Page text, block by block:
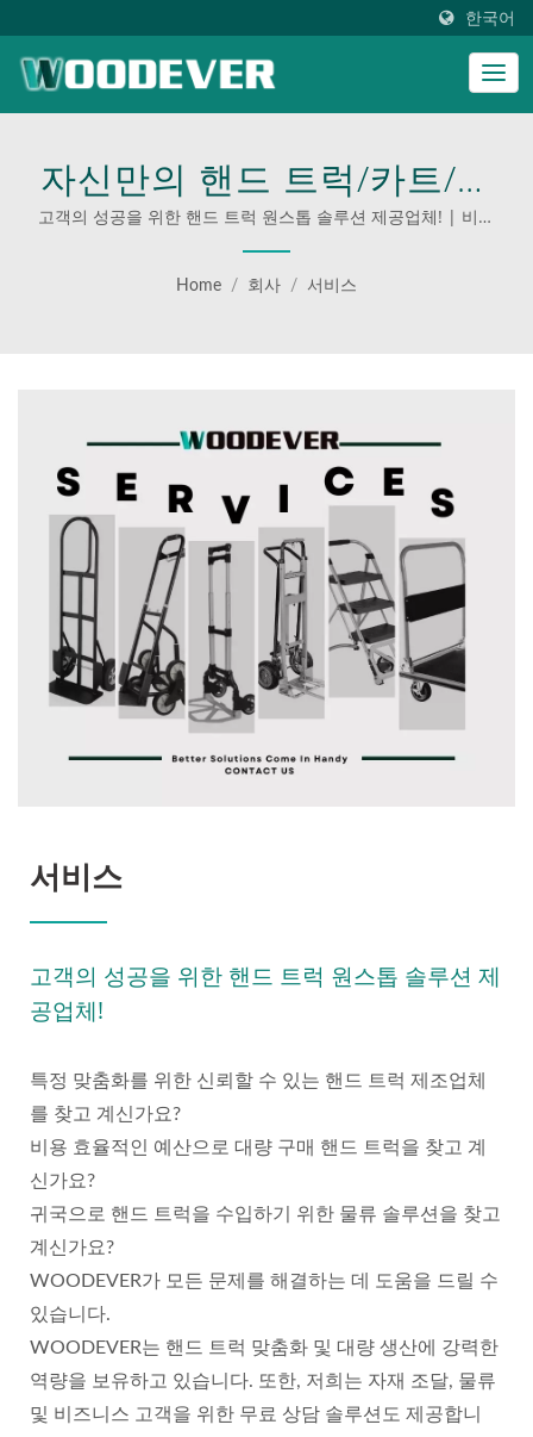
한국어
자신만의 핸드 트럭/카트/트
롤리를 만들거나 대량 구매
하고 싶으신가요? 걱정하지
트로 귀사의 운영을 향상시
키세요.
고객의 성공을 위한 핸드 트럭 원스톱 솔루션 제공업체! | 비즈
니스를 위한 맞춤형 사다리
Home / 회사 / 서비스
서비스
고객의 성공을 위한 핸드 트럭 원스톱 솔루션 제
공업체!
특정 맞춤화를 위한 신뢰할 수 있는 핸드 트럭 제조업체
를 찾고 계신가요?
비용 효율적인 예산으로 대량 구매 핸드 트럭을 찾고 계
신가요?
귀국으로 핸드 트럭을 수입하기 위한 물류 솔루션을 찾고
계신가요?
WOODEVER가 모든 문제를 해결하는 데 도움을 드릴 수
있습니다.
WOODEVER는 핸드 트럭 맞춤화 및 대량 생산에 강력한
역량을 보유하고 있습니다. 또한, 저희는 자재 조달, 물류
및 비즈니스 고객을 위한 무료 상담 솔루션도 제공합니